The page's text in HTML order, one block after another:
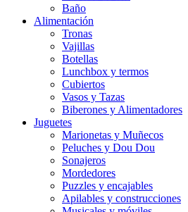
Baño
Alimentación
Tronas
Vajillas
Botellas
Lunchbox y termos
Cubiertos
Vasos y Tazas
Biberones y Alimentadores
Juguetes
Marionetas y Muñecos
Peluches y Dou Dou
Sonajeros
Mordedores
Puzzles y encajables
Apilables y construcciones